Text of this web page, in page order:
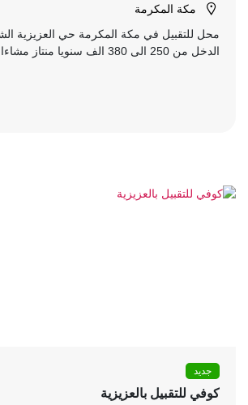
مكة المكرمة
محل للتقبيل في مكة المكرمة حي العزيزية
الدخل من 250 الى 380 الف سنويا منتاز مشاءالله الايجار 120...
جديد
كوفي للتقبيل بالعزيزية